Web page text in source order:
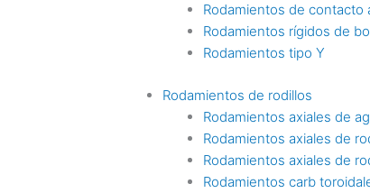
Rodamientos de contacto
Rodamientos rígidos de
Rodamientos tipo Y
Rodamientos de rodillos
Rodamientos axiales de
Rodamientos axiales de
Rodamientos axiales de
Rodamientos carb